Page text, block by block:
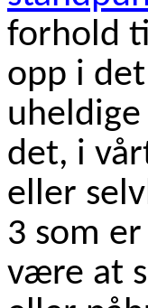
forhold
opp i
det, i
eller
3 som
være at